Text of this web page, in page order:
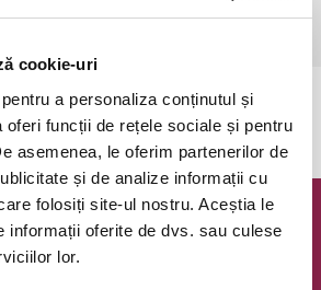
cookie-uri
a personaliza conținutul și
oferi funcții de rețele sociale și pentru
asemenea, le oferim partenerilor de
și de analize informații cu
folosiți site-ul nostru. Aceștia le
informații oferite de dvs. sau culese
lor.
Evenimentul a expirat.
@ Bilete.ro